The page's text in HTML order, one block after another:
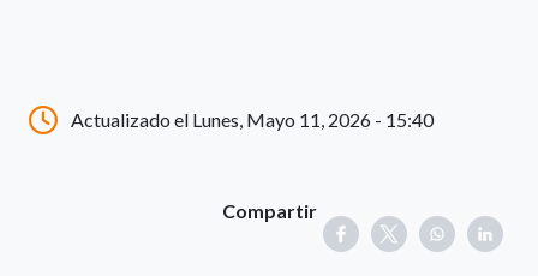
Actualizado el Lunes, Mayo 11, 2026 - 15:40
Compartir